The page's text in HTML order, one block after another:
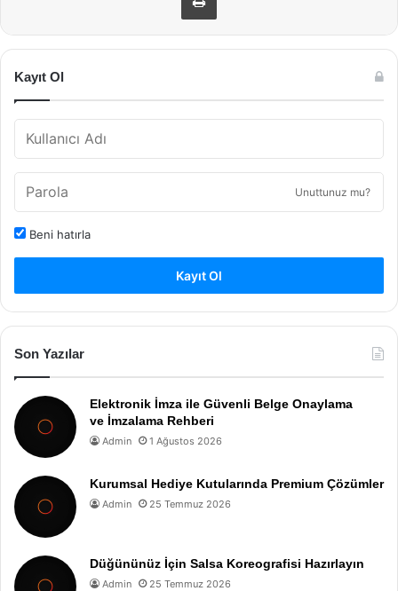
Kayıt Ol
Unuttunuz mu?
Beni hatırla
Kayıt Ol
Son Yazılar
Elektronik İmza ile Güvenli Belge Onaylama
ve İmzalama Rehberi
Admin 1 Ağustos 2026
Kurumsal Hediye Kutularında Premium Çözümler
Admin 25 Temmuz 2026
Düğününüz İçin Salsa Koreografisi Hazırlayın
Admin 25 Temmuz 2026